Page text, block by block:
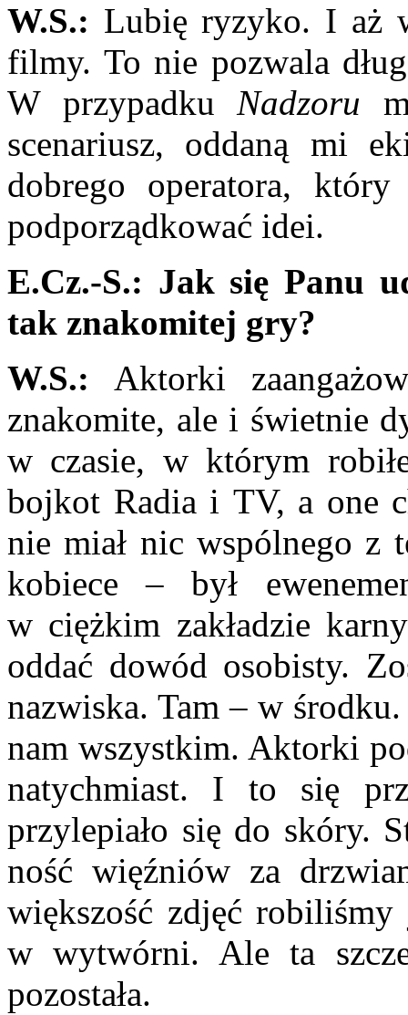
W.S.: Lubię ryzyko. I aż
filmy. To nie po­zwala
W przypadkuNadzoru
scenariusz, oddaną mi
dobrego operatora,
podporządkować idei.
E.Cz.-S.: Jak się Panu
tak znakomitej gry?
W.S.: Aktorki
znakomite, ale i świetnie
w czasie, w którym
bojkot Radia i TV, a one
nie miał nic wspólnego z
kobiece – był
w ciężkim zakładzie
oddać dowód osobi­sty.
nazwiska. Tam – w
nam wszystkim. Aktorki
natychmiast. I to się
przylepiało się do skóry.
ność więźniów za
większość zdjęć
w wytwórni. Ale ta
pozostała.